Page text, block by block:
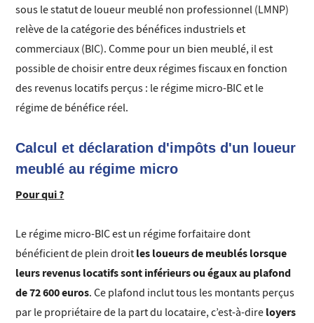
sous le statut de loueur meublé non professionnel (LMNP)
relève de la catégorie des bénéfices industriels et
commerciaux (BIC). Comme pour un bien meublé, il est
possible de choisir entre deux régimes fiscaux en fonction
des revenus locatifs perçus : le régime micro-BIC et le
régime de bénéfice réel.
Calcul et déclaration d'impôts d'un loueur
meublé au régime micro
Pour qui ?
Le régime micro-BIC est un régime forfaitaire dont
bénéficient de plein droit les loueurs de meublés lorsque
leurs revenus locatifs sont inférieurs ou égaux au plafond
de 72 600 euros. Ce plafond inclut tous les montants perçus
par le propriétaire de la part du locataire, c’est-à-dire loyers